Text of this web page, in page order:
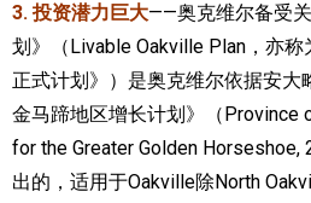
3. 投资潜力巨大——奥克维尔备受
划》（Livable Oakville Plan，亦
正式计划》）是奥克维尔依据安大
金马蹄地区增长计划》（Province
for the Greater Golden
出的，适用于Oakville除North